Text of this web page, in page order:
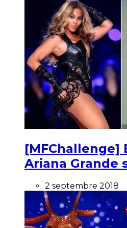
[MFChallenge]
Ariana Grande
2 septembre 2018